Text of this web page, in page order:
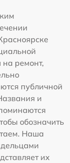
ремонт,
публичной
и
обозначить
Наша
их